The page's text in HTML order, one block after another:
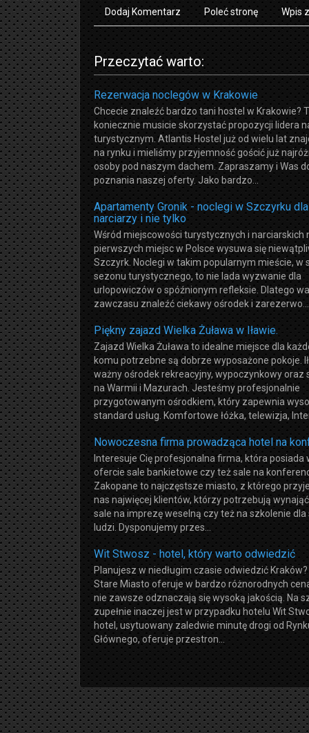
Dodaj Komentarz Poleć stronę Wpis
Przeczytać warto:
Rezerwacja noclegów w Krakowie
Chcecie znaleźć bardzo tani hostel w Krakowie?
koniecznie musicie skorzystać propozycji lidera
turystycznym. Atlantis Hostel już od wielu lat
na rynku i mieliśmy przyjemność gościć już
osoby pod naszym dachem. Zapraszamy i Was
poznania naszej oferty. Jako bardzo...
Apartamenty Gronik - noclegi w Szczyrku dla
narciarzy i nie tylko
Wśród miejscowości turystycznych i narciarskich
pierwszych miejsc w Polsce wysuwa się
Szczyrk. Noclegi w takim popularnym mieście, w
sezonu turystycznego, to nie lada wyzwanie dla
urlopowiczów o spóźnionym refleksie. Dlatego
zawczasu znaleźć ciekawy ośrodek i zarezerwo...
Piękny zajazd Wielka Żuława w Iławie.
Zajazd Wielka Żuława to idealne miejsce dla
komu potrzebne są dobrze wyposażone pokoje.
ważny ośrodek rekreacyjny, wypoczynkowy oraz
na Warmii i Mazurach. Jesteśmy profesjonalnie
przygotowanym ośrodkiem, który zapewnia
standard usług. Komfortowe łóżka, telewizja,
Nowoczesna firma prowadząca hotel na
Interesuje Cię profesjonalna firma, która posiada
ofercie sale bankietowe czy też sale na
Zakopane to najczęstsze miasto, z którego
nas najwięcej klientów, którzy potrzebują
sale na imprezę weselną czy też na szkolenie dla
ludzi. Dysponujemy przes...
Wit Stwosz - hotel, który warto odwiedzić
Planujesz w niedługim czasie odwiedzić Kraków?
Stare Miasto oferuje w bardzo różnorodnych
nie zawsze odznaczają się wysoką jakością. Na
zupełnie inaczej jest w przypadku hotelu Wit
hotel, usytuowany zaledwie minutę drogi od
Głównego, oferuje przestron...